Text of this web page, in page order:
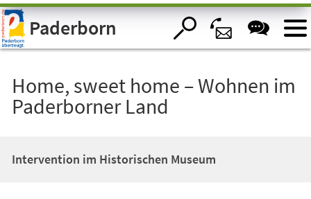
Visuelle
Assistenzsoftware
öffnen.Paderborn
Home, sweet home – Wohnen im
Paderborner Land
Intervention im Historischen Museum